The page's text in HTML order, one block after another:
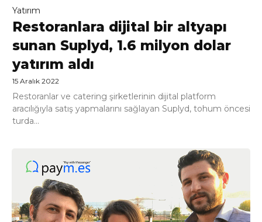
Yatırım
Restoranlara dijital bir altyapı
sunan Suplyd, 1.6 milyon dolar
yatırım aldı
15 Aralık 2022
Restoranlar ve catering şirketlerinin dijital platform
aracılığıyla satış yapmalarını sağlayan Suplyd, tohum öncesi
turda...